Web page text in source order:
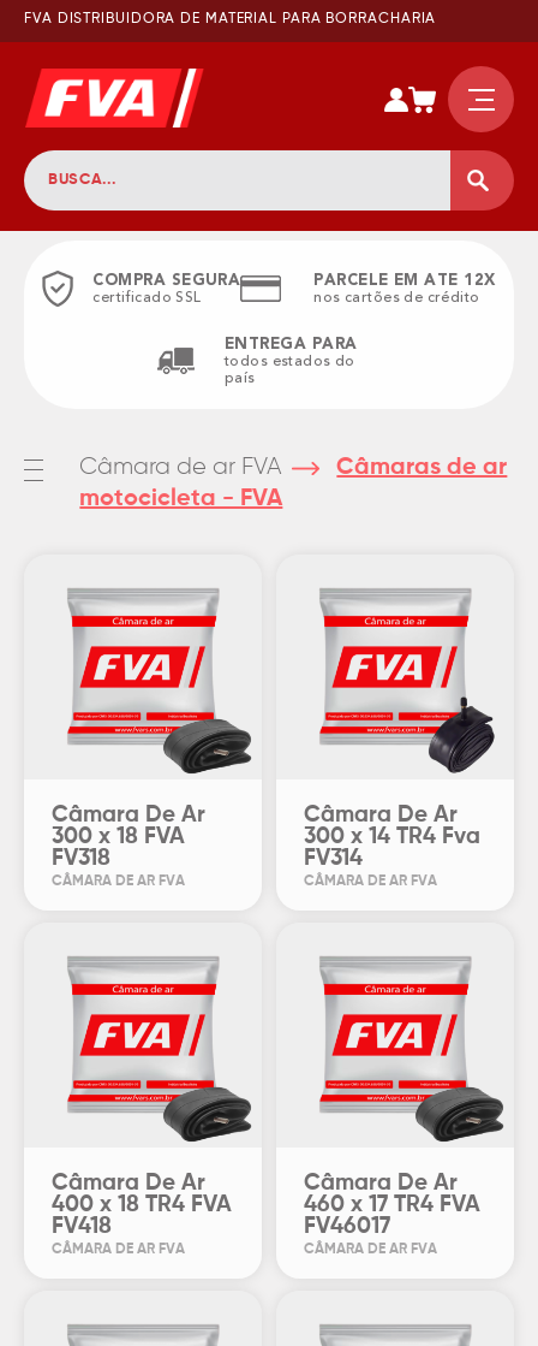
FVA DISTRIBUIDORA DE MATERIAL PARA BORRACHARIA
COMPRA SEGURA
certificado SSL
PARCELE EM ATE 12X
nos cartões de crédito
ENTREGA PARA
todos estados do
país
Câmara de ar FVA
Câmaras de ar
motocicleta - FVA
Câmara De Ar
300 x 18 FVA
FV318
CÂMARA DE AR FVA
Câmara De Ar
300 x 14 TR4 Fva
FV314
CÂMARA DE AR FVA
Câmara De Ar
400 x 18 TR4 FVA
FV418
CÂMARA DE AR FVA
Câmara De Ar
460 x 17 TR4 FVA
FV46017
CÂMARA DE AR FVA